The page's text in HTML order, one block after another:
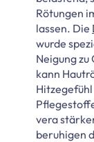
Rötungen
lassen. Die
wurde
Neigung
kann
vera
beruhigen